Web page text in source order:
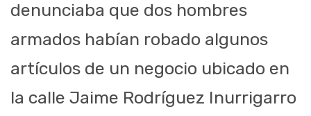
denunciaba que dos hombres
armados habían robado algunos
artículos de un negocio ubicado en
la calle Jaime Rodríguez Inurrigarro